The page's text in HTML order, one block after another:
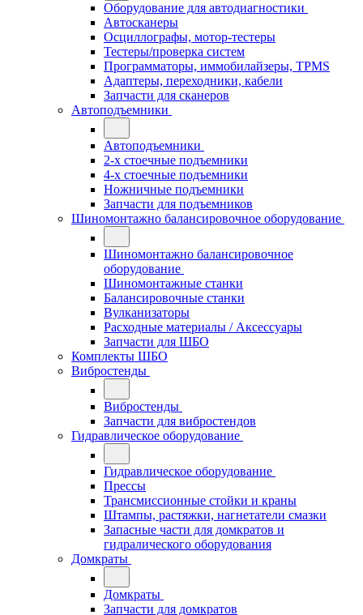
Оборудование для автодиагностики
Автосканеры
Осциллографы, мотор-тестеры
Тестеры/проверка систем
Программаторы, иммобилайзеры, TPMS
Адаптеры, переходники, кабели
Запчасти для сканеров
Автоподъемники
Автоподъемники
2-х стоечные подъемники
4-х стоечные подъемники
Ножничные подъемники
Запчасти для подъемников
Шиномонтажно балансировочное оборудование
Шиномонтажно балансировочное
оборудование
Шиномонтажные станки
Балансировочные станки
Вулканизаторы
Расходные материалы / Аксессуары
Запчасти для ШБО
Комплекты ШБО
Вибростенды
Вибростенды
Запчасти для вибростендов
Гидравлическое оборудование
Гидравлическое оборудование
Прессы
Трансмиссионные стойки и краны
Штампы, растяжки, нагнетатели смазки
Запасные части для домкратов и
гидралического оборудования
Домкраты
Домкраты
Запчасти для домкратов